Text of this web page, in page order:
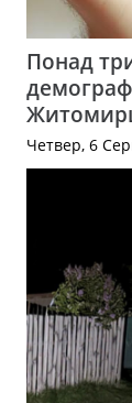
Понад
Четвер, 6